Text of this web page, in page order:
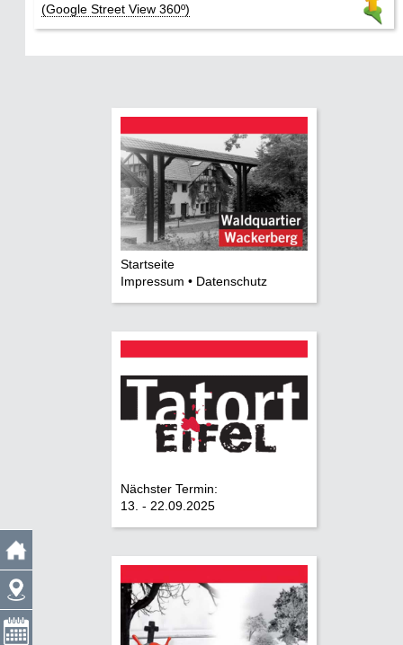
(Google Street View 360º)
Startseite
Impressum • Datenschutz
Nächster Termin:
13. - 22.09.2025